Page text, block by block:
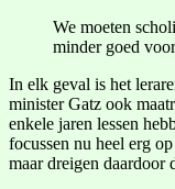
We moeten
minder goed
In elk geval is het
minister Gatz ook
enkele jaren lessen
focussen nu heel erg
maar dreigen daardoor